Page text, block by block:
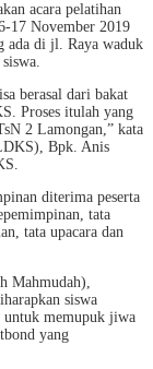
acara pelatihan
17 November 2019
ada di jl. Raya waduk
berasal dari bakat
Proses itulah yang
2 Lamongan,” kata
Bpk. Anis
diterima peserta
tata
tata upacara dan
Mahmudah),
siswa
untuk memupuk jiwa
yang